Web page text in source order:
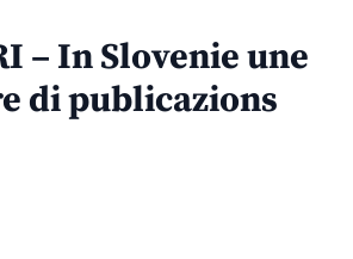
– In Slovenie une
di publicazions